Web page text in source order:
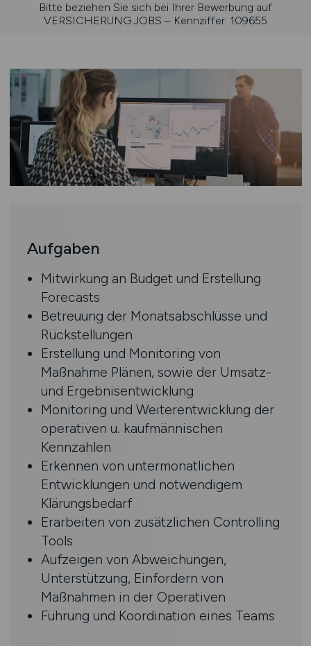
Bitte beziehen Sie sich bei Ihrer Bewerbung auf
VERSICHERUNG.JOBS – Kennziffer: 109655
Aufgaben
Mitwirkung an Budget und Erstellung
Forecasts
Betreuung der Monatsabschlüsse und
Rückstellungen
Erstellung und Monitoring von
Maßnahme Plänen, sowie der Umsatz-
und Ergebnisentwicklung
Monitoring und Weiterentwicklung der
operativen u. kaufmännischen
Kennzahlen
Erkennen von untermonatlichen
Entwicklungen und notwendigem
Klärungsbedarf
Erarbeiten von zusätzlichen Controlling
Tools
Aufzeigen von Abweichungen,
Unterstützung, Einfordern von
Maßnahmen in der Operativen
Führung und Koordination eines Teams